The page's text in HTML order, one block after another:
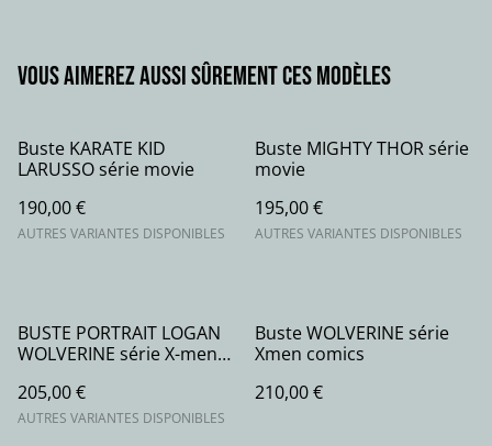
Vous aimerez aussi sûrement ces modèles
Buste KARATE KID
LARUSSO série movie
190,00 €
AUTRES VARIANTES DISPONIBLES
Buste MIGHTY THOR série
movie
195,00 €
AUTRES VARIANTES DISPONIBLES
BUSTE PORTRAIT LOGAN
WOLVERINE série X-men
205,00 €
AUTRES VARIANTES DISPONIBLES
Buste WOLVERINE série
Xmen comics
210,00 €